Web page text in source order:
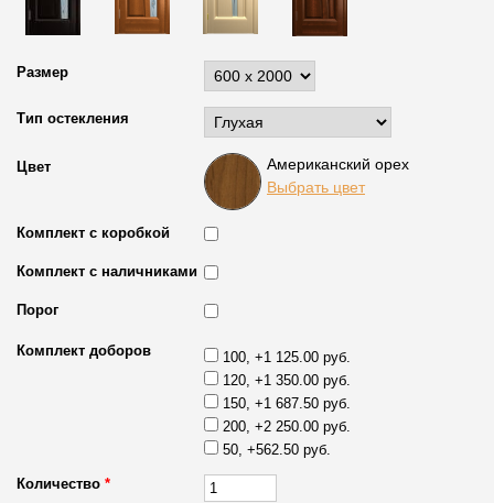
Размер
Тип остекления
Американский орех
Выбрать цвет
Цвет
Комплект с коробкой
Комплект с наличниками
Порог
Комплект доборов
100, +1 125.00 руб.
120, +1 350.00 руб.
150, +1 687.50 руб.
200, +2 250.00 руб.
50, +562.50 руб.
Количество *